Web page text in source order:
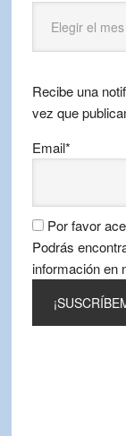
Viajeros
por
Recibe una
vez que
Email*
Por favor
Podrás
información en